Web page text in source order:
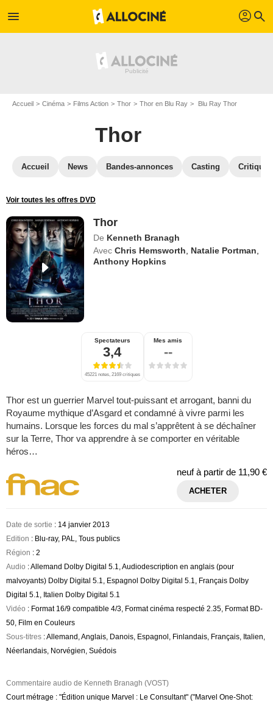
menu profil search
Accueil Cinéma Films Action Thor Thor en Blu Ray Blu Ray Thor
Thor
Accueil News Bandes-annonces Casting
Voir toutes les offres DVD
Thor
De Kenneth Branagh
Avec Chris Hemsworth Natalie Portman
Anthony Hopkins
Spectateurs
3,4
45221 notes, 2169 critiques
Mes amis
--
Thor est un guerrier Marvel tout-puissant et arrogant, banni du
Royaume mythique d’Asgard et condamné à vivre parmi les
humains. Lorsque les forces du mal s’apprêtent à se déchaîner
sur la Terre, Thor va apprendre à se comporter en véritable
héros…
neuf à partir de 11,90 €
ACHETER
Date de sortie : 14 janvier 2013
Edition : Blu-ray, PAL, Tous publics
Région : 2
Audio : Allemand Dolby Digital 5.1, Audiodescription en anglais (pour
malvoyants) Dolby Digital 5.1, Espagnol Dolby Digital 5.1, Français Dolby
Digital 5.1, Italien Dolby Digital 5.1
Vidéo : Format 16/9 compatible 4/3, Format cinéma respecté 2.35, Format BD-
50, Film en Couleurs
Sous-titres : Allemand, Anglais, Danois, Espagnol, Finlandais, Français, Italien,
Néerlandais, Norvégien, Suédois
Commentaire audio de Kenneth Branagh (VOST)
Court métrage : "Édition unique Marvel : Le Consultant" ("Marvel One-Shot: